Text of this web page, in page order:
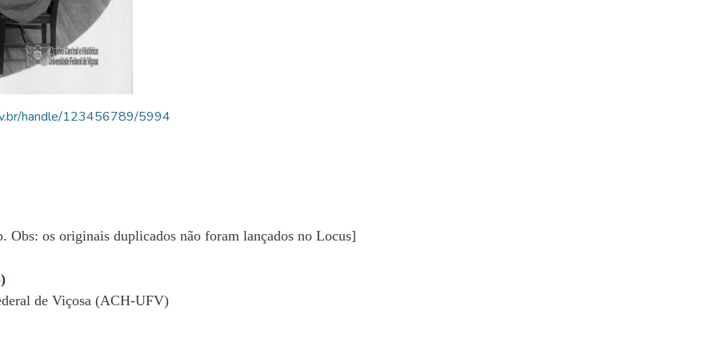
handle/123456789/5994
Obs: os originais duplicados não foram lançados no Locus]
de Viçosa (ACH-UFV)